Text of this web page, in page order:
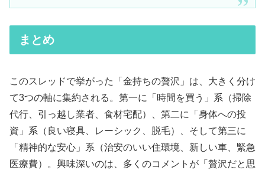
まとめ
このスレッドで挙がった「金持ちの贅沢」は、大きく分け
て3つの軸に集約される。第一に「時間を買う」系（掃除
代行、引っ越し業者、食材宅配）、第二に「身体への投
資」系（良い寝具、レーシック、脱毛）、そして第三に
「精神的な安心」系（治安のいい住環境、新しい車、緊急
医療費）。興味深いのは、多くのコメントが「贅沢だと思